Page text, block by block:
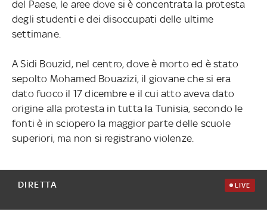
del Paese, le aree dove si è concentrata la protesta
degli studenti e dei disoccupati delle ultime
settimane.
A Sidi Bouzid, nel centro, dove è morto ed è stato
sepolto Mohamed Bouazizi, il giovane che si era
dato fuoco il 17 dicembre e il cui atto aveva dato
origine alla protesta in tutta la Tunisia, secondo le
fonti è in sciopero la maggior parte delle scuole
superiori, ma non si registrano violenze.
DIRETTA LIVE